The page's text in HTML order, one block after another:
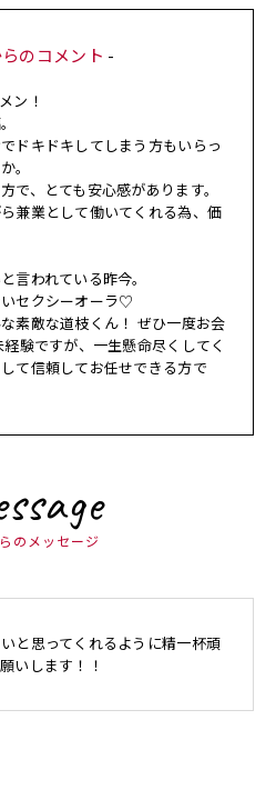
のコメント -
ン！
ドキドキしてしまう方もいらっ
。
で、とても安心感があります。
兼業として働いてくれる為、価
言われている昨今。
セクシーオーラ♡
素敵な道枝くん！ ぜひ一度お会
験ですが、一生懸命尽くしてく
て信頼してお任せできる方で
のメッセージ
と思ってくれるように精一杯頑
いします！！